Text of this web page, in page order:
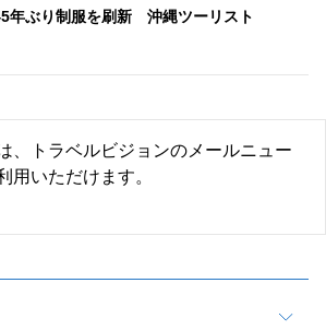
年ぶり制服を刷新 沖縄ツーリスト
、トラベルビジョンのメールニュー
用いただけます。